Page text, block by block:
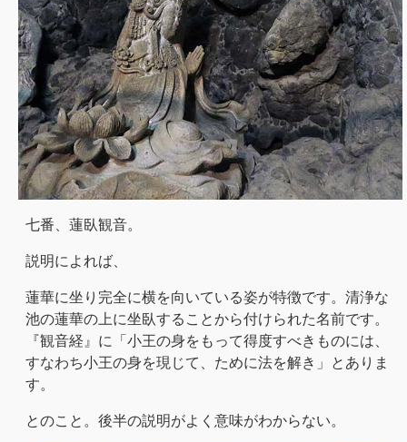
七番、蓮臥観音。
説明によれば、
蓮華に坐り完全に横を向いている姿が特徴です。清浄な
池の蓮華の上に坐臥することから付けられた名前です。
『観音経』に「小王の身をもって得度すべきものには、
すなわち小王の身を現じて、ために法を解き」とありま
す。
とのこと。後半の説明がよく意味がわからない。